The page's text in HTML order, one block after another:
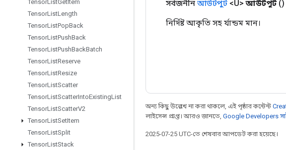
TensorListGetItem
TensorListLength
TensorListPopBack
TensorListPushBack
TensorListPushBackBatch
TensorListReserve
TensorListResize
TensorListScatter
TensorListScatterIntoExistingList
TensorListScatterV2
TensorListSetItem
TensorListSplit
TensorListStack
সর্বজনীন আউটপুট <U> আউটপুট ()
নির্দিষ্ট আকৃতি সহ র্যান্ডম মান।
অন্য কিছু উল্লেখ না করা থাকলে, এই পৃষ্ঠার কন্টেন্ট
লাইসেন্স প্রাপ্ত। আরও জানতে, Google Developers
2025-07-25 UTC-তে শেষবার আপডেট করা হয়েছে।